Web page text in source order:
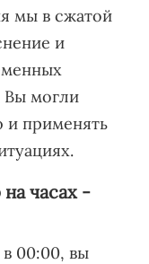
мы в сжатой
и
Вы могли
и применять
часах -
в 00:00, вы